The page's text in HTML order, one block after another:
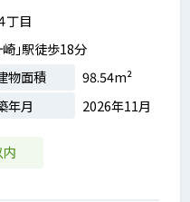
丁目
」駅徒歩18分
物面積
98.54m²
年月 2026年11月